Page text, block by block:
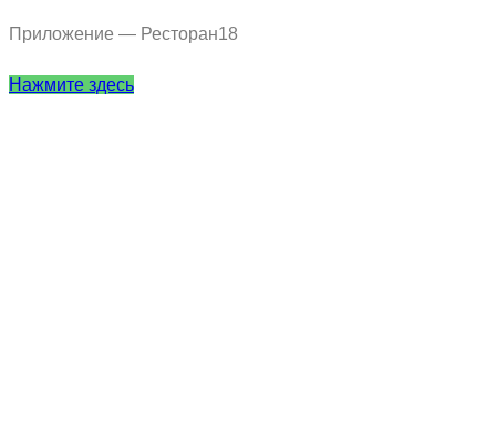
Приложение — Ресторан18
Нажмите здесь